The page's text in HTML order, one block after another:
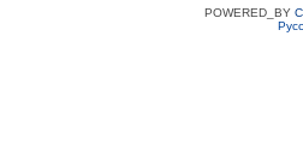
POWERED_BY